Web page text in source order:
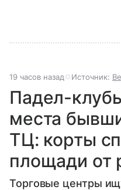
19 часов назад Источник:
Падел-
места
ТЦ: корты
площади от
Торговые центры